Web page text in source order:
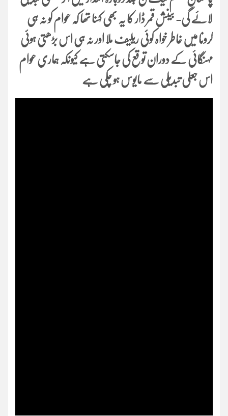
لائے گی- بینش قمر ڈار کا یہ بھی کہنا تھا کہ عوام کو نہ ہی
کرونا میں خاطر خواہ کوئی ریلیف ملا اور نہ ہی اس بڑھتی ہوئی
مہنگائی کے دوران توقع کی جاسکتی ہے کیونکہ ہماری عوام
اس جعلی تبدیلی سے مایوس ہو چکی ہے